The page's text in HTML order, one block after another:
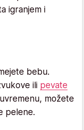
igranjem i
bebu.
ili pevate
možete
pelene.